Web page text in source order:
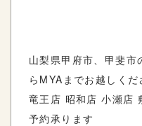
山梨県甲府市、甲斐市
らMYAまでお越しくだ
竜王店 昭和店 小瀬店
予約承ります